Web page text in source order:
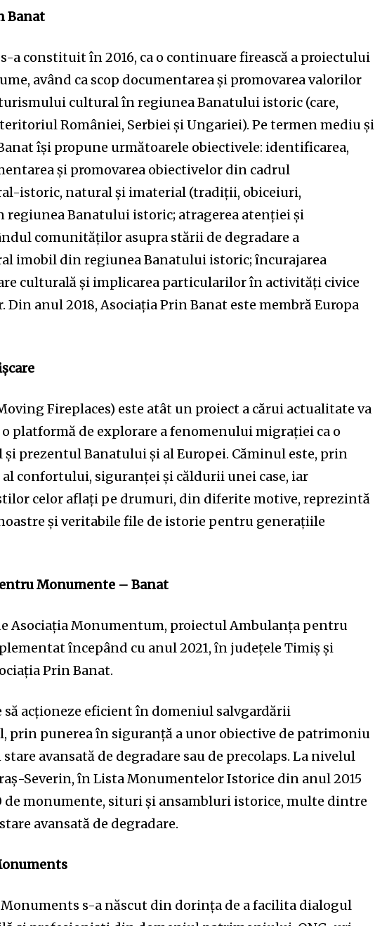
Banat
a constituit în 2016, ca o continuare firească a proiectului
având ca scop documentarea și promovarea valorilor
cultural în regiunea Banatului istoric (care,
României, Serbiei și Ungariei). Pe termen mediu și
își propune următoarele obiectivele: identificarea,
și promovarea obiectivelor din cadrul
istoric, natural și imaterial (tradiții, obiceiuri,
regiunea Banatului istoric; atragerea atenției și
comunităților asupra stării de degradare a
imobil din regiunea Banatului istoric; încurajarea
culturală și implicarea particularilor în activități civice
anul 2018, Asociația Prin Banat este membră Europa
Fireplaces) este atât un proiect a cărui actualitate va
platformă de explorare a fenomenului migrației ca o
prezentul Banatului și al Europei. Căminul este, prin
confortului, siguranței și căldurii unei case, iar
celor aflați pe drumuri, din diferite motive, reprezintă
și veritabile file de istorie pentru generațiile
Monumente – Banat
Asociația Monumentum, proiectul Ambulanța pentru
începând cu anul 2021, în județele Timiș și
Prin Banat.
acționeze eficient în domeniul salvgardării
punerea în siguranță a unor obiective de patrimoniu
avansată de degradare sau de precolaps. La nivelul
Severin, în Lista Monumentelor Istorice din anul 2015
de monumente, situri și ansambluri istorice, multe dintre
avansată de degradare.
s-a născut din dorința de a facilita dialogul